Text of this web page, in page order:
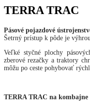
TERRA TRAC
Pásové pojazdové
Šetrný prístup k pôde je výhrou.
Veľké styčné plochy
zberové rezačky a traktory
môžu po ceste pohybovať
TERRA TRAC na